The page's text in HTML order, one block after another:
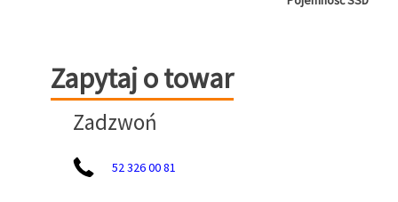
Zapytaj o towar
Zapytaj o towar
Zadzwoń
52 326 00 81